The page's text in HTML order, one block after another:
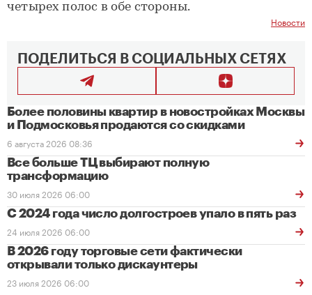
четырех полос в обе стороны.
Новости
ПОДЕЛИТЬСЯ В СОЦИАЛЬНЫХ СЕТЯХ
Более половины квартир в новостройках Москвы
и Подмосковья продаются со скидками
6 августа 2026 08:36
Все больше ТЦ выбирают полную
трансформацию
30 июля 2026 06:00
С 2024 года число долгостроев упало в пять раз
24 июля 2026 06:00
В 2026 году торговые сети фактически
открывали только дискаунтеры
23 июля 2026 06:00